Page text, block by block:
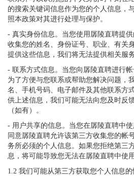
的搜索关键词信息作为您的个人信息，
照本政策对其进行处理与保护。
- 真实身份信息。当您使用孱陵直聘提
收集您的姓名、身份证号、职业、有关
提供这些信息，我们将无法提供相关服
- 联系方式信息。当您向孱陵直聘进行
为了方便与您联系或帮助您解决问题，
名、手机号码、电子邮件及其他联系方
供上述信息，我们可能无法向您及时反
（如有）。
- 用户共享的信息。当您在孱陵直聘中
同意孱陵直聘允许该第三方收集您的帐
务所必须的个人信息。如果您拒绝第三
息，将可能导致您无法在孱陵直聘中使
1.2 我们可能从第三方获取您个人信息的